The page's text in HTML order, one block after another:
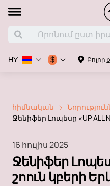
Բոլոր
HY $
հիմնական
Ջենիֆեր Լոպեսը «UP ALL
16 հուլիս 2025
Ջենիֆեր
շոուն կբերի